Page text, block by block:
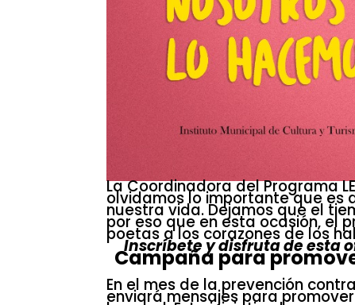
La Coordinadora del Programa
olvidamos lo importante que es
nuestra vida. Dejamos que el
por eso que en esta ocasión, el
poetas a los corazones de los
Inscríbete y disfruta de esta
Campaña para
En el mes de la prevención
enviará mensajes para